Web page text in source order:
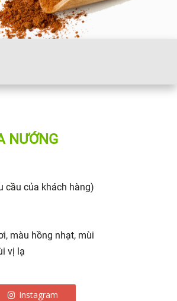
NƯỚNG
cầu của khách hàng)
màu hồng nhạt, mùi
vị lạ
Instagram